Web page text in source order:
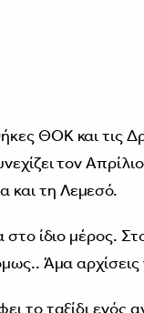
ΘΟΚ και τις
τον
και τη Λεμεσό.
στο ίδιο μέρος.
Άμα
το ταξίδι ενός